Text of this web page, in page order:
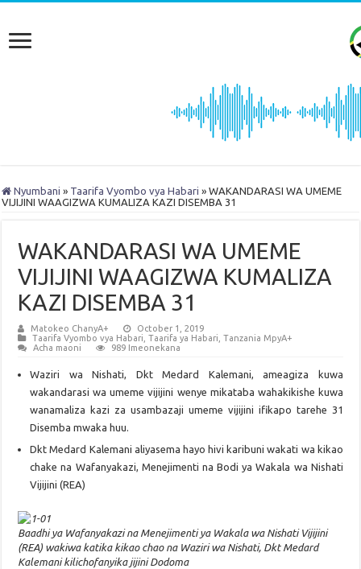
Nyumbani » Taarifa Vyombo vya Habari » WAKANDARASI WA UMEME
VIJIJINI WAAGIZWA KUMALIZA KAZI DISEMBA 31
WAKANDARASI WA UMEME
VIJIJINI WAAGIZWA KUMALIZA
KAZI DISEMBA 31
Matokeo ChanyA+
October 1, 2019
Taarifa Vyombo vya Habari ,Taarifa ya Habari ,Tanzania MpyA+
Acha maoni
989 Imeonekana
Waziri wa Nishati, Dkt Medard Kalemani, ameagiza kuwa
wakandarasi wa umeme vijijini wenye mikataba wahakikishe kuwa
wanamaliza kazi za usambazaji umeme vijijini ifikapo tarehe 31
Disemba mwaka huu.
Dkt Medard Kalemani aliyasema hayo hivi karibuni wakati wa kikao
chake na Wafanyakazi, Menejimenti na Bodi ya Wakala wa Nishati
Vijijini (REA)
Baadhi ya Wafanyakazi na Menejimenti ya Wakala wa Nishati Vijijini
(REA) wakiwa katika kikao chao na Waziri wa Nishati, Dkt Medard
Kalemani kilichofanyika jijini Dodoma